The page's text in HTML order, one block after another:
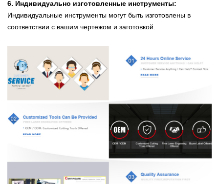
6. Индивидуально изготовленные инструменты:
Индивидуальные инструменты могут быть изготовлены в
соответствии с вашим чертежом и заготовкой.